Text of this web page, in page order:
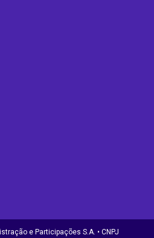
e Participações S.A. • CNPJ